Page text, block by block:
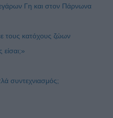
Γη και στον Πάρνωνα
τους κατόχους ζώων
συντεχνιασμός;